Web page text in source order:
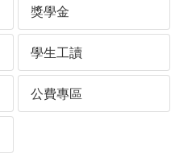
獎學金
學生工讀
公費專區